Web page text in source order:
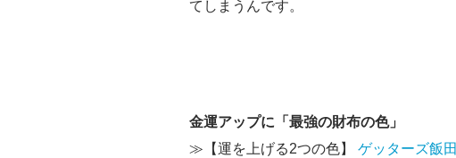
てしまうんです。
金運アップに「最強の財布の色」
≫【運を上げる2つの色】 ゲッターズ飯田